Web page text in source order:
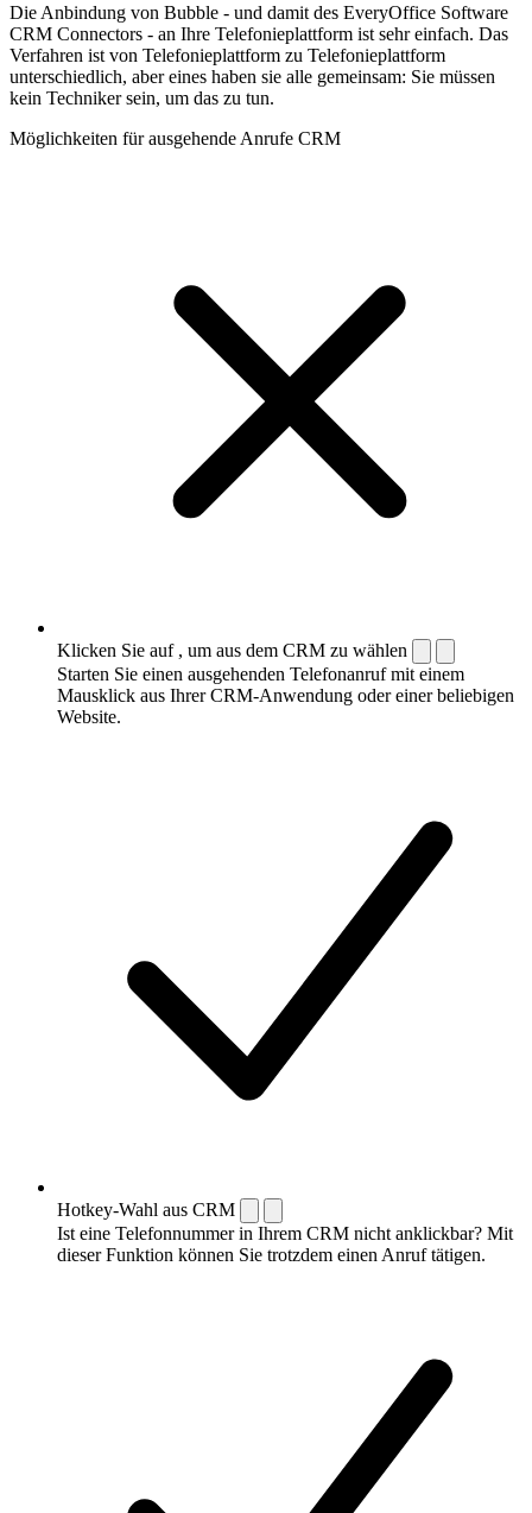
Die Anbindung von Bubble - und damit des EveryOffice Software
CRM Connectors - an Ihre Telefonieplattform ist sehr einfach. Das
Verfahren ist von Telefonieplattform zu Telefonieplattform
unterschiedlich, aber eines haben sie alle gemeinsam: Sie müssen
kein Techniker sein, um das zu tun.
Möglichkeiten für ausgehende Anrufe CRM
Klicken Sie auf , um aus dem CRM zu wählen
Starten Sie einen ausgehenden Telefonanruf mit einem
Mausklick aus Ihrer CRM-Anwendung oder einer beliebigen
Website.
Hotkey-Wahl aus CRM
Ist eine Telefonnummer in Ihrem CRM nicht anklickbar? Mit
dieser Funktion können Sie trotzdem einen Anruf tätigen.